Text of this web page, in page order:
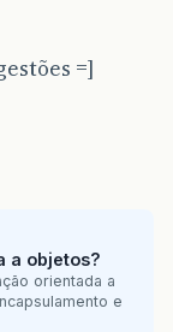
=]
a objetos?
orientada a
e